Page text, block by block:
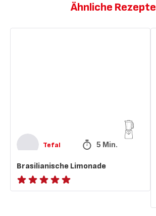
Ähnliche Rezepte
Tefal 5 Min.
Brasilianische Limonade
ratings.NaN